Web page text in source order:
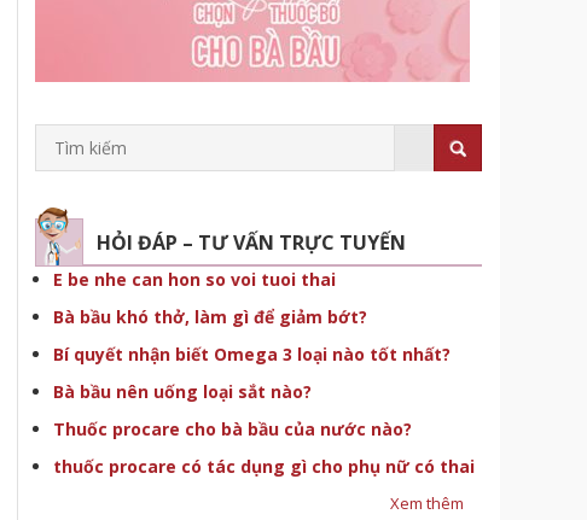
HỎI ĐÁP – TƯ VẤN TRỰC TUYẾN
E be nhe can hon so voi tuoi thai
Bà bầu khó thở, làm gì để giảm bớt?
Bí quyết nhận biết Omega 3 loại nào tốt nhất?
Bà bầu nên uống loại sắt nào?
Thuốc procare cho bà bầu của nước nào?
thuốc procare có tác dụng gì cho phụ nữ có thai
Xem thêm